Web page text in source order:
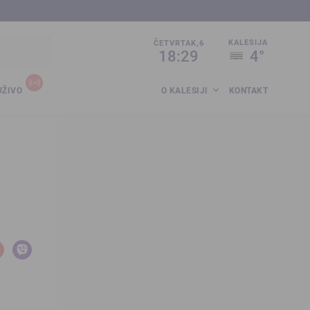
ČETVRTAK,6
18:29
KALESIJA
4°
O KALESIJI KONTAKT